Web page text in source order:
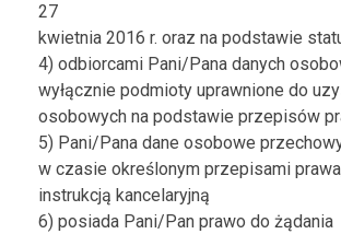
27
kwietnia 2016 r. oraz na podstawie
4) odbiorcami Pani/Pana danych
wyłącznie podmioty uprawnione do
osobowych na podstawie przepisów
5) Pani/Pana dane osobowe
w czasie określonym przepisami
instrukcją kancelaryjną
6) posiada Pani/Pan prawo do żądania